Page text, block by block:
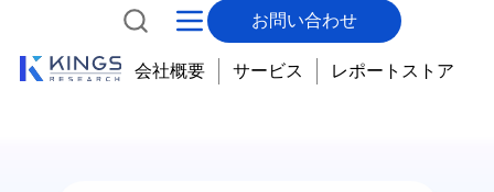
お問い合わせ
会社概要 サービス レポートストア